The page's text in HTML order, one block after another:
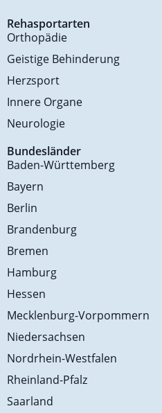
Rehasportarten
Orthopädie
Geistige Behinderung
Herzsport
Innere Organe
Neurologie
Bundesländer
Baden-Württemberg
Bayern
Berlin
Brandenburg
Bremen
Hamburg
Hessen
Mecklenburg-Vorpommern
Niedersachsen
Nordrhein-Westfalen
Rheinland-Pfalz
Saarland